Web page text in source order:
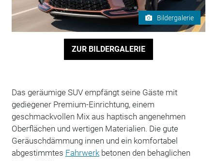
Bildergalerie
ZUR BILDERGALERIE
Das geräumige SUV empfängt seine Gäste mit
gediegener Premium-Einrichtung, einem
geschmackvollen Mix aus haptisch angenehmen
Oberflächen und wertigen Materialien. Die gute
Geräuschdämmung innen und ein komfortabel
abgestimmtes Fahrwerkbetonen den behaglichen